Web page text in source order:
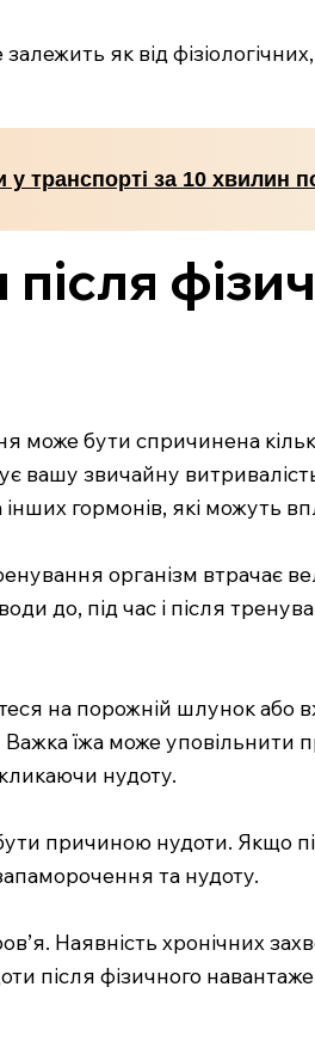
як від
транспорті за 10 хвилин
може бути спричинена
вашу звичайну
гормонів, які можуть
організм втрачає
до, під час і після
на порожній шлунок або
їжа може
нудоту.
причиною нудоти. Якщо
та нудоту.
Наявність хронічних
після фізичного